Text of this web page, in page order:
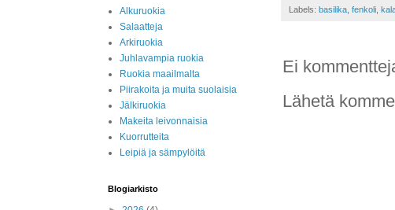
Labels: basilika fenkoli
Ei
Lähetä
Alkuruokia
Salaatteja
Arkiruokia
Juhlavampia ruokia
Ruokia maailmalta
Piirakoita ja muita suolaisia
Jälkiruokia
Makeita leivonnaisia
Kuorrutteita
Leipiä ja sämpylöitä
Blogiarkisto